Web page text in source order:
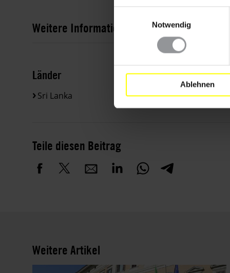
Notwendig
Ablehnen
Weitere Informationen
Länder
Sri Lanka
Teile diesen Beitrag
Weitere Artikel